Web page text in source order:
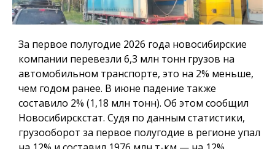
За первое полугодие 2026 года новосибирские
компании перевезли 6,3 млн тонн грузов на
автомобильном транспорте, это на 2% меньше,
чем годом ранее. В июне падение также
составило 2% (1,18 млн тонн). Об этом сообщил
Новосибирскстат. Судя по данным статистики,
грузооборот за первое полугодие в регионе упал